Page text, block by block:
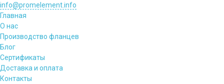
info@promelement.info
Главная
О нас
Производство фланцев
Блог
Сертификаты
Доставка и оплата
Контакты